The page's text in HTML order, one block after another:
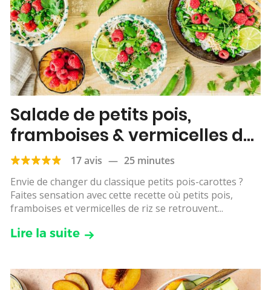
Salade de petits pois,
framboises & vermicelles de
riz
17 avis — 25 minutes
Envie de changer du classique petits pois-carottes ?
Faites sensation avec cette recette où petits pois,
framboises et vermicelles de riz se retrouvent...
Lire la suite